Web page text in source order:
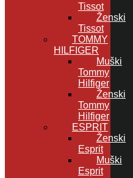
Tissot
Ženski
Tissot
TOMMY
HILFIGER
Muški
Tommy
Hilfiger
Ženski
Tommy
Hilfiger
ESPRIT
Ženski
Esprit
Muški
Esprit